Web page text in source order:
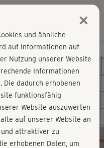
×
und ähnliche
auf Informationen auf
Nutzung unserer Website
Informationen
Die dadurch erhobenen
funktionsfähig
Website auszuwerten
auf unserer Website an
attraktiver zu
erhobenen Daten, um